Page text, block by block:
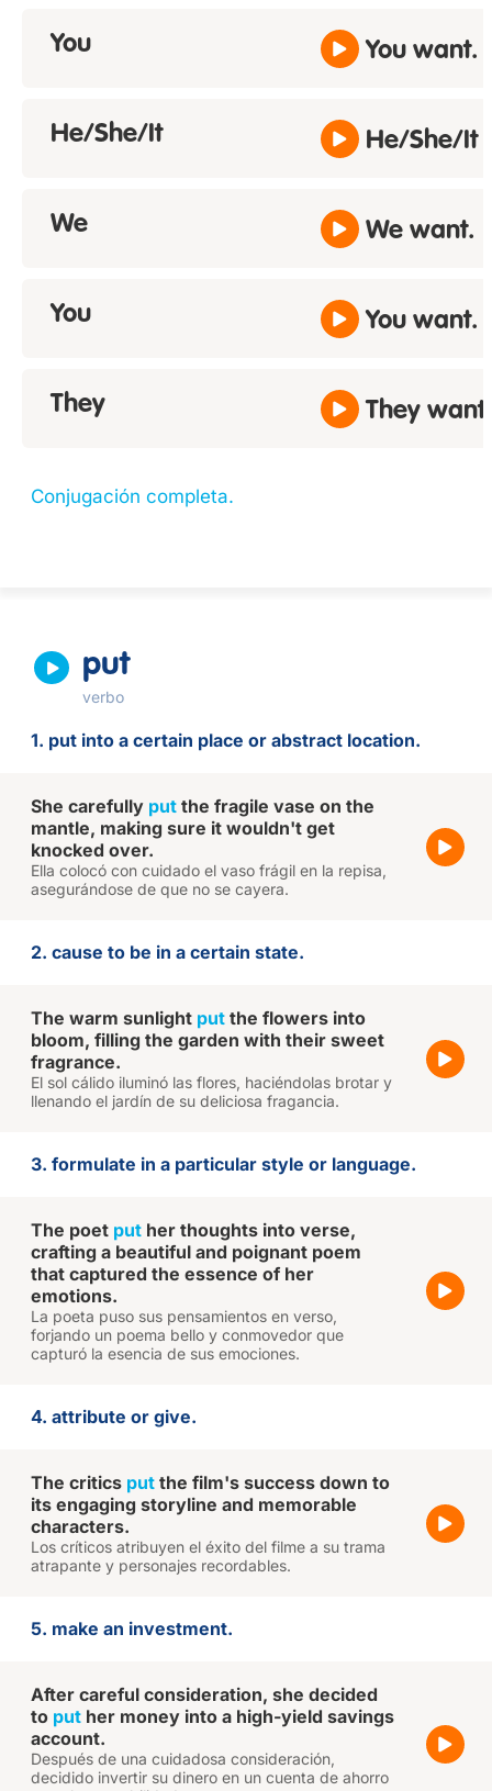
You You want.
He/She/It He/She/It
We We want.
You You want.
They They want.
Conjugación completa.
put
verbo
1. put into a certain place or abstract location.
She carefully put the fragile vase on the
mantle, making sure it wouldn't get
knocked over.
Ella colocó con cuidado el vaso frágil en la repisa,
asegurándose de que no se cayera.
2. cause to be in a certain state.
The warm sunlight put the flowers into
bloom, filling the garden with their sweet
fragrance.
El sol cálido iluminó las flores, haciéndolas brotar y
llenando el jardín de su deliciosa fragancia.
3. formulate in a particular style or language.
The poet put her thoughts into verse,
crafting a beautiful and poignant poem
that captured the essence of her
emotions.
La poeta puso sus pensamientos en verso,
forjando un poema bello y conmovedor que
capturó la esencia de sus emociones.
4. attribute or give.
The critics put the film's success down to
its engaging storyline and memorable
characters.
Los críticos atribuyen el éxito del filme a su trama
atrapante y personajes recordables.
5. make an investment.
After careful consideration, she decided
to put her money into a high-yield savings
account.
Después de una cuidadosa consideración,
decidido invertir su dinero en un cuenta de ahorro